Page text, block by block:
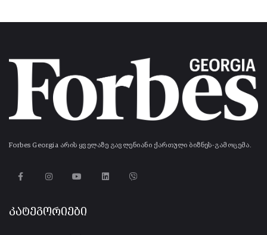
Forbes Georgia არის ყველაზე გავლენიანი ქართული ბიზნეს-გამოცემა.
კატეგორიები